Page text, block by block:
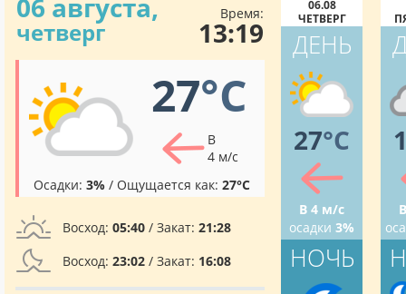
06 августа,
четверг
Время:
13:19
27°C
В
4 м/с
Осадки: 3% / Ощущается как: 27°C
Восход: 05:40 / Закат: 21:28
Восход: 23:02 / Закат: 16:08
06.08
ЧЕТВЕРГ
ДЕНЬ
27°C
В 4 м/с
осадки 3%
НОЧЬ